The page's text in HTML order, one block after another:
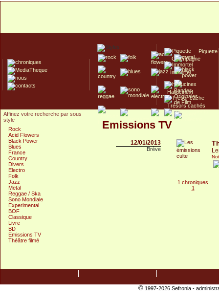
Piquette
Champagne
Immortel
Hallucinex!
Trésors cachés
Culte/Collector
Affinez votre recherche par sous
style
Rock
Acid Flowers
Black Power
Blues
France
Country
Divers
Electro
Folk
Jazz
Metal
Reggae / Ska
Sono Mondiale
Experimental
BOF
Classique
Livre
BD
Emissions TV
Théâtre filmé
Emissions TV
12/01/2013
Brève
1 chroniques
1
©1997-2026 Sefronia -